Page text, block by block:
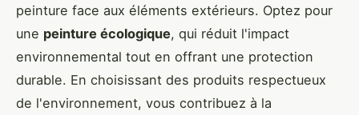
peinture face aux éléments extérieurs. Optez pour
une peinture écologique, qui réduit l'impact
environnemental tout en offrant une protection
durable. En choisissant des produits respectueux
de l'environnement, vous contribuez à la